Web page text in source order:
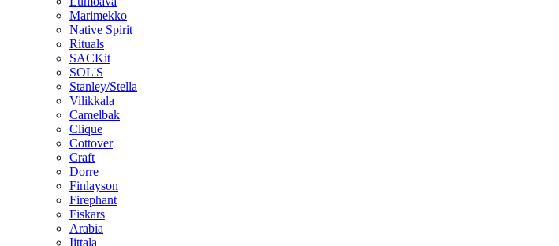
Marimekko
Native Spirit
Rituals
SACKit
SOL'S
Stanley/Stella
Vilikkala
Camelbak
Clique
Cottover
Craft
Dorre
Finlayson
Firephant
Fiskars
Arabia
Iittala